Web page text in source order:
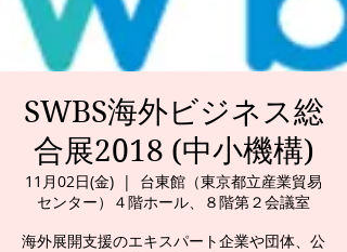
SWBS海外ビジネス総
合展2018 (中小機構)
11月02日(金)
  |
台東館（東京都立産業貿易
センター）４階ホール、８階第２会議室
海外展開支援のエキスパート企業や団体、公